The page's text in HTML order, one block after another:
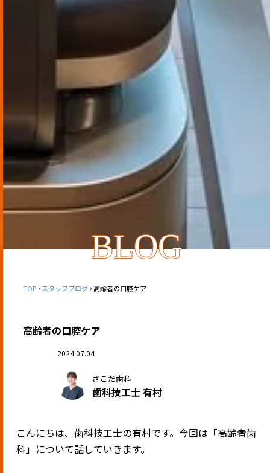
BLOG
TOP スタッフブログ 高齢者の口腔ケア
高齢者の口腔ケア
2024.07.04
さこだ歯科
歯科技工士 有村
こんにちは、歯科技工士の有村です。今回は「高齢者歯
科」について話していきます。